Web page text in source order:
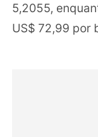
5,2055,
US$ 72,99 por